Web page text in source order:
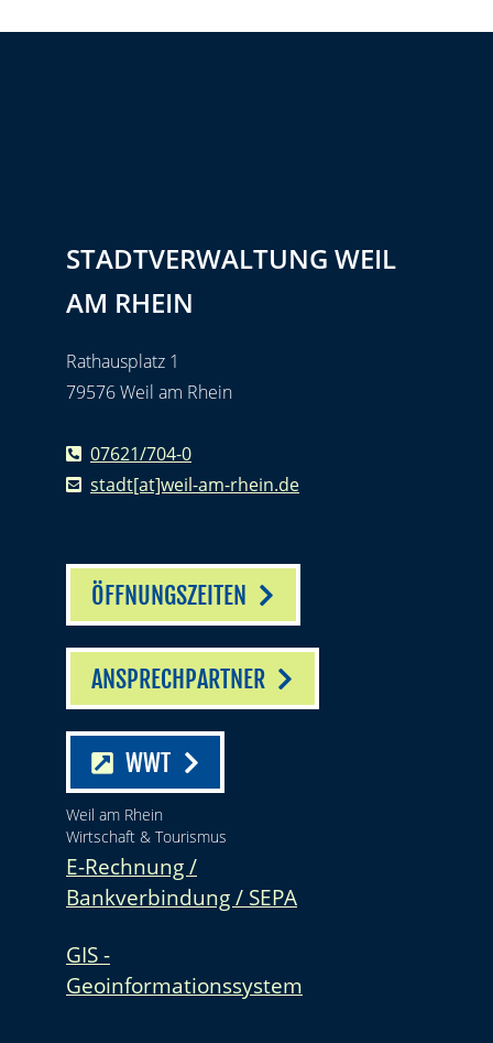
STADTVERWALTUNG WEIL
AM RHEIN
Rathausplatz 1
79576 Weil am Rhein
07621/704-0
stadt[at]weil-am-rhein.de
ÖFFNUNGSZEITEN
ANSPRECHPARTNER
WWT
Weil am Rhein
Wirtschaft & Tourismus
E-Rechnung /
Bankverbindung / SEPA
GIS -
Geoinformationssystem